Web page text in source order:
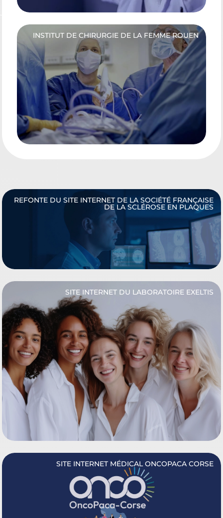
INSTITUT DE CHIRURGIE DE LA FEMME ROUEN
REFONTE DU SITE INTERNET DE LA SOCIÉTÉ FRANÇAISE
DE LA SCLÉROSE EN PLAQUES
SITE INTERNET DU LABORATOIRE EXELTIS
SITE INTERNET MÉDICAL ONCOPACA CORSE